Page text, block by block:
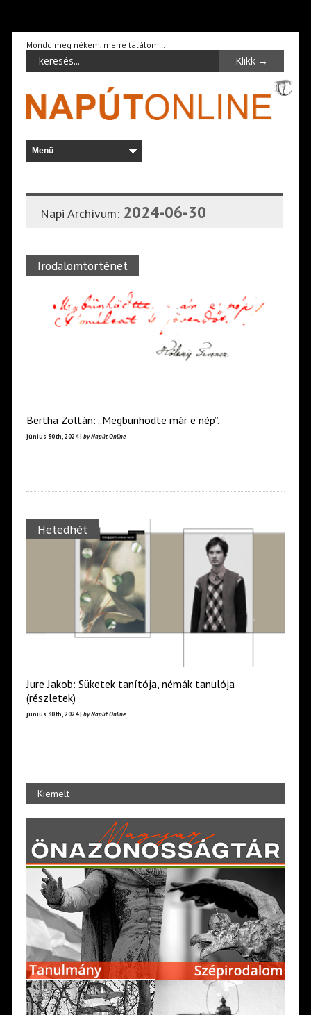
Mondd meg nékem, merre találom…
Napi Archívum: 2024-06-30
Irodalomtörténet
Bertha Zoltán: „Megbünhödte már e nép”.
június 30th, 2024 | by Napút Online
Hetedhét
Jure Jakob: Süketek tanítója, némák tanulója
(részletek)
június 30th, 2024 | by Napút Online
Kiemelt